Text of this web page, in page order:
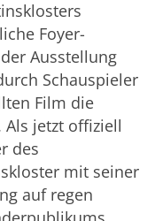
Foyer-
Ausstellung
Schauspieler
Film die
Als jetzt offiziell
des
mit seiner
auf regen